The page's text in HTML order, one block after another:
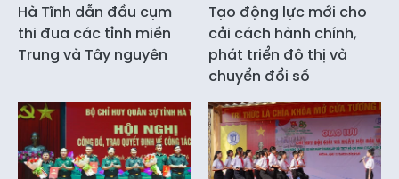
Hà Tĩnh dẫn đầu cụm
thi đua các tỉnh miền
Trung và Tây nguyên
Tạo động lực mới cho
cải cách hành chính,
phát triển đô thị và
chuyển đổi số